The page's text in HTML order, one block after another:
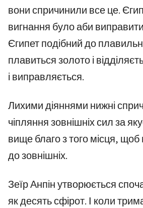
вони спричинили все це.
вигнання було аби виправити
Єгипет подібний до
плавиться золото і
і виправляється.
Лихими діяннями нижні
чіпляння зовнішніх сил за
вище благо з того місця, щоб
до зовнішніх.
Зеїр Анпін утворюється
як десять сфірот. І коли